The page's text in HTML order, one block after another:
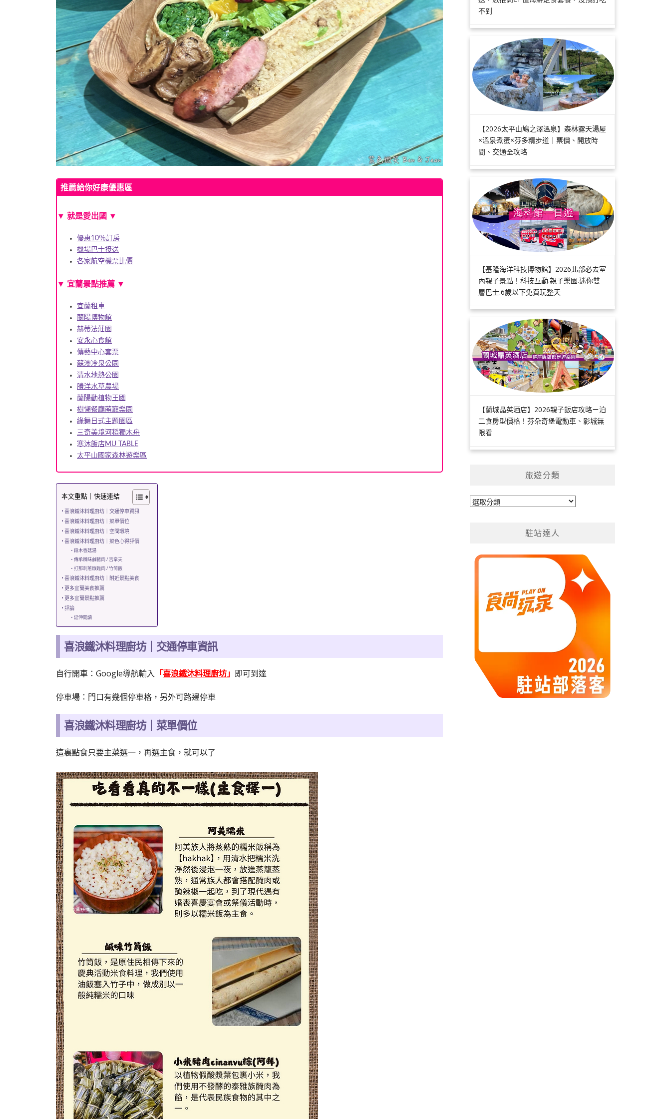
推薦給你好康優惠區
▼ 就是愛出國 ▼
優惠10％訂房
機場巴士接送
各家航空機票比價
▼ 宜蘭景點推薦 ▼
宜蘭租車
蘭陽博物館
赫蒂法莊園
安永心食館
傳藝中心套票
蘇澳冷泉公園
清水地熱公園
勝洋水草農場
蘭陽動植物王國
樹懶餐廳萌寵樂園
綠舞日式主題園區
三奇美境河稻獨木舟
寒沐飯店MU TABLE
太平山國家森林遊樂區
本文重點｜快速連結
喜浪鐵沐料理廚坊｜交通停車資訊
喜浪鐵沐料理廚坊｜菜單價位
喜浪鐵沐料理廚坊｜空間環境
喜浪鐵沐料理廚坊｜菜色心得評價
段木香菇湯
傳承風味鹹豬肉 / 吉拿夫
打那刺蔥燉雞肉 / 竹筒飯
喜浪鐵沐料理廚坊｜附近景點美食
更多宜蘭美食推薦
更多宜蘭景點推薦
評論
延伸閱讀
喜浪鐵沐料理廚坊｜交通停車資訊
自行開車：Google導航輸入 「喜浪鐵沐料理廚坊」 即可到達
停車場：門口有幾個停車格，另外可路邊停車
喜浪鐵沐料理廚坊｜菜單價位
這裏點食只要主菜選一，再選主食，就可以了
不到
【2026太平山鳩之澤溫泉】森林露天湯屋
×溫泉煮蛋×芬多精步道｜票價、開放時
間、交通全攻略
【基隆海洋科技博物館】2026北部必去室
內親子景點！科技互動.親子樂園.迷你雙
層巴士.6歲以下免費玩整天
【蘭城晶英酒店】2026親子飯店攻略ㄧ泊
二食房型價格！芬朵奇堡電動車、影城無
限看
旅遊分類
旅
駐站達人